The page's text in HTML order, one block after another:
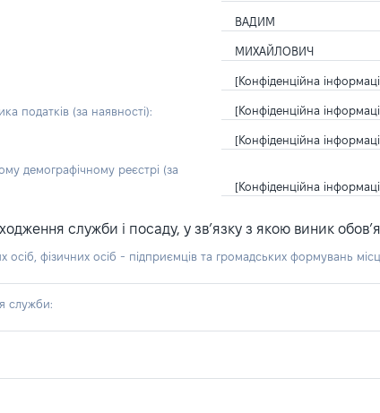
ВАДИМ
МИХАЙЛОВИЧ
[Конфіденційна
податків (за наявності): [Конфіденційна
[Конфіденційна
демографічному реєстрі (за
[Конфіденційна
служби і посаду, у зв’язку з якою виник
фізичних осіб - підприємців та громадських формувань
служби: